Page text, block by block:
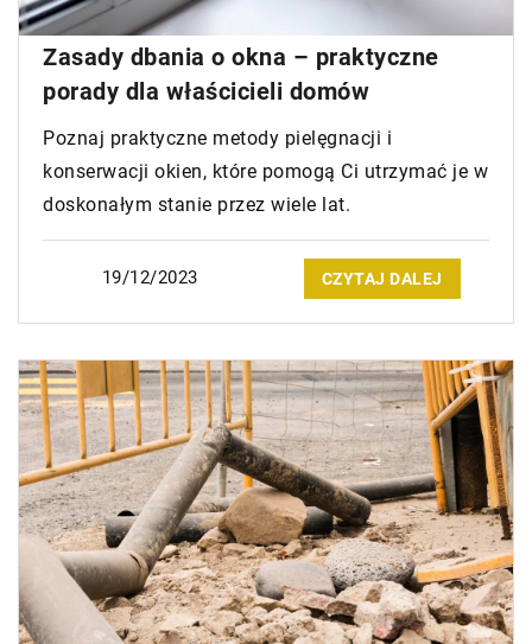
Zasady dbania o okna – praktyczne
porady dla właścicieli domów
Poznaj praktyczne metody pielęgnacji i
konserwacji okien, które pomogą Ci utrzymać je w
doskonałym stanie przez wiele lat.
19/12/2023 CZYTAJ DALEJ